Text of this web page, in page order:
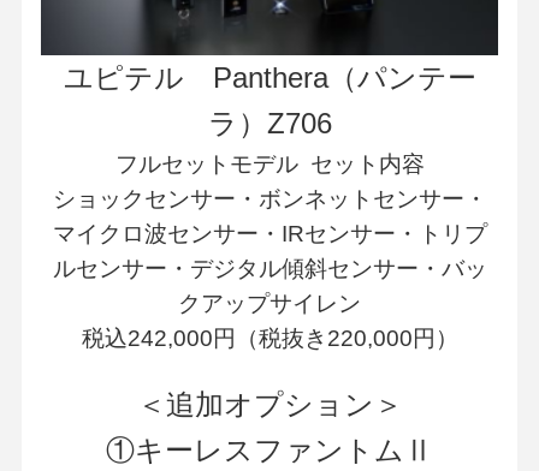
ユピテル Panthera（パンテー
ラ）Z706
フルセットモデル セット内容
ショックセンサー・ボンネットセンサー・
マイクロ波センサー・IRセンサー・トリプ
ルセンサー・デジタル傾斜センサー・バッ
クアップサイレン
税込242,000円（税抜き220,000円）
＜追加オプション＞
①キーレスファントムⅡ